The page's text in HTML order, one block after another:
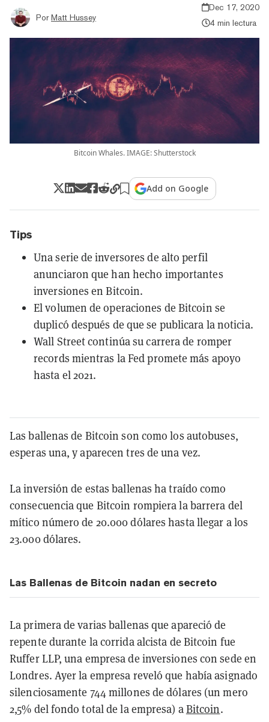
Por Matt Hussey
Dec 17, 2020
4 min lectura
Bitcoin Whales. IMAGE: Shutterstock
Add on Google
Tips
Una serie de inversores de alto perfil
anunciaron que han hecho importantes
inversiones en Bitcoin.
El volumen de operaciones de Bitcoin se
duplicó después de que se publicara la noticia.
Wall Street continúa su carrera de romper
records mientras la Fed promete más apoyo
hasta el 2021.
Las ballenas de Bitcoin son como los autobuses,
esperas una, y aparecen tres de una vez.
La inversión de estas ballenas ha traído como
consecuencia que Bitcoin rompiera la barrera del
mítico número de 20.000 dólares hasta llegar a los
23.000 dólares.
Las Ballenas de Bitcoin nadan en secreto
La primera de varias ballenas que apareció de
repente durante la corrida alcista de Bitcoin fue
Ruffer LLP, una empresa de inversiones con sede en
Londres. Ayer la empresa reveló que había asignado
silenciosamente 744 millones de dólares (un mero
2,5% del fondo total de la empresa) aBitcoin.